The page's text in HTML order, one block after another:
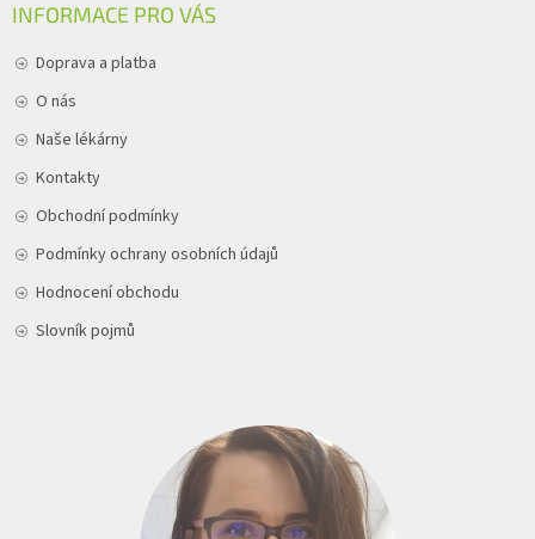
INFORMACE PRO VÁS
Doprava a platba
O nás
Naše lékárny
Kontakty
Obchodní podmínky
Podmínky ochrany osobních údajů
Hodnocení obchodu
Slovník pojmů